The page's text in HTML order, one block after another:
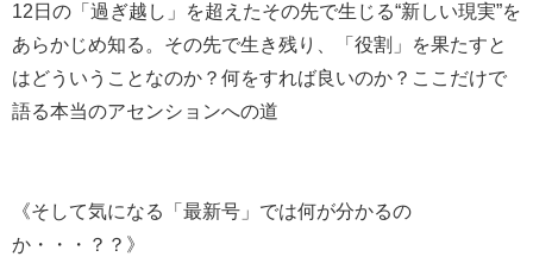
12日の「過ぎ越し」を超えたその先で生じる“新しい現実”を
あらかじめ知る。その先で生き残り、「役割」を果たすと
はどういうことなのか？何をすれば良いのか？ここだけで
語る本当のアセンションへの道
《そして気になる「最新号」では何が分かるの
か・・・？？》